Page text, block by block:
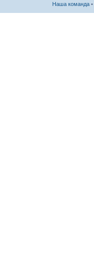
Наша команда •